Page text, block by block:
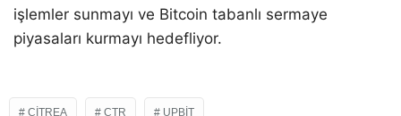
işlemler sunmayı ve Bitcoin tabanlı sermaye
piyasaları kurmayı hedefliyor.
CITREA CTR UPBIT